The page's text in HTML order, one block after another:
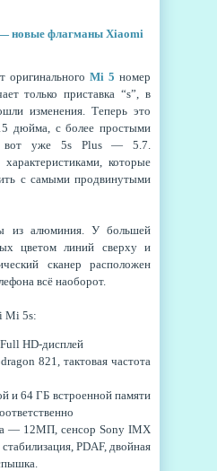
оригинального Mi 5 номер
только приставка “s”, в
изменения. Теперь это
дюйма, с более простыми
А вот уже 5s Plus — 5.7.
которые
с самыми продвинутыми
из алюминия. У большей
цветом линий сверху и
сканер расположен
всё наоборот.
Mi 5s:
HD-дисплей
821, тактовая частота
и 64 ГБ встроенной памяти
— 12МП, сенсор Sony IMX
PDAF, двойная